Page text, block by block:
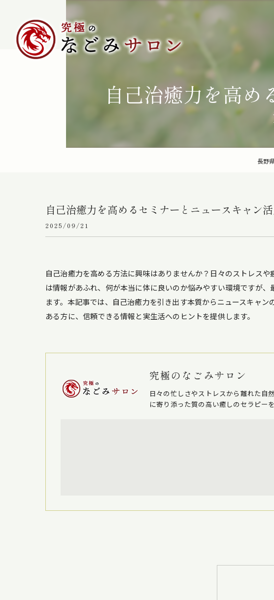
自己治癒力を高め
長野
自己治癒力を高めるセミナーとニュースキャン
2025/09/21
自己治癒力を高める方法に興味はありませんか？日々のストレス
は情報があふれ、何が本当に体に良いのか悩みやすい環境ですが
ます。本記事では、自己治癒力を引き出す本質からニュースキャ
ある方に、信頼できる情報と実生活へのヒントを提供します。
究極のなごみサロン
日々の忙しさやストレスから離れた自
に寄り添った質の高い癒しのセラピー